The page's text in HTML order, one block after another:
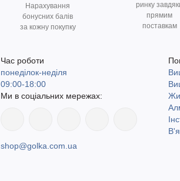
Нарахування
бонусних балів
за кожну покупку
ринку
прямим
поставкам
Час роботи
понеділок-неділя
09:00-18:00
Ми в соціальних мережах:
shop@golka.com.ua